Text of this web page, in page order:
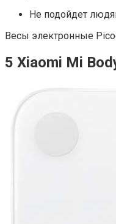
Не подойдет
Весы электронные
5 Xiaomi Mi